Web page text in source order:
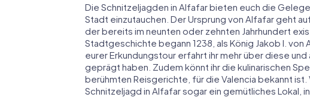
Die Schnitzeljagden in Alfafar bieten euch die
Stadt einzutauchen. Der Ursprung von Alfafar geht
der bereits im neunten oder zehnten Jahrhundert
Stadtgeschichte begann 1238, als König Jakob I. von
eurer Erkundungstour erfahrt ihr mehr über diese
geprägt haben. Zudem könnt ihr die kulinarischen
berühmten Reisgerichte, für die Valencia bekannt
Schnitzeljagd in Alfafar sogar ein gemütliches Lokal,